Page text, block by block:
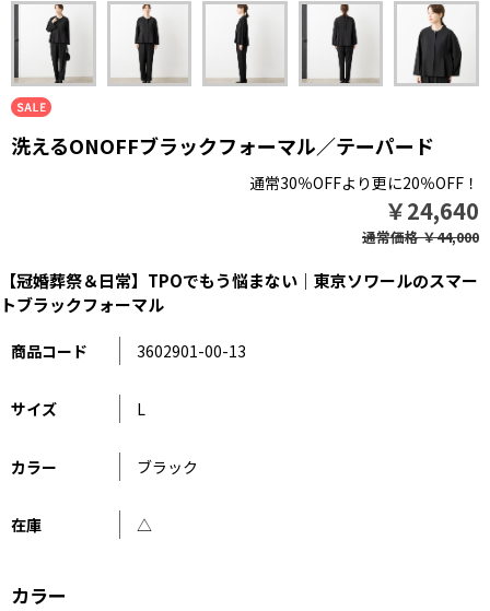
洗えるONOFFブラックフォーマル／テーパード
【冠婚葬祭＆日常】TPOでもう悩まない｜東京ソワールのスマー
トブラックフォーマル
通常30％OFFより更に20％OFF！
￥24,640
通常価格￥44,000
商品コード 3602901-00-13
サイズ L
カラー ブラック
在庫 △
カラー